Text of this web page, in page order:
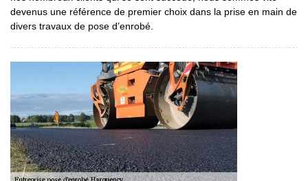
devenus une référence de premier choix dans la prise en main de
divers travaux de pose d’enrobé.